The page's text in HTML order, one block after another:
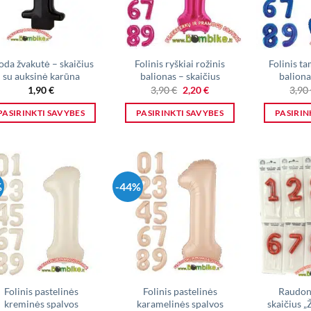
may
be
on
the
product
page
may
be
chosen
on
the
product
page
žvakutė – skaičius
su auksinė karūna
1,90€
SAVYBES
multiple
variants.
may
be
chosen
on
the
Folinis ryškiai rožinis
balionas – skaičius
3,90€ Original
price
was:
3,90 €.
2,20€Current
is:
2,20 €.
PASIRINKTI SAVYBES
has
multiple
variants.
The
may
be
chosen
on
the
Folinis
3,90
Folinis pastelinės
kreminės spalvos
-44%
Folinis pastelinės
karamelinės spalvos
skaičius